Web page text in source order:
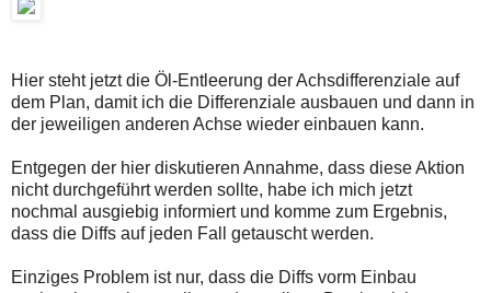
Hier steht jetzt die Öl-Entleerung der Achsdifferenziale auf
dem Plan, damit ich die Differenziale ausbauen und dann in
der jeweiligen anderen Achse wieder einbauen kann.
Entgegen der hier diskutieren Annahme, dass diese Aktion
nicht durchgeführt werden sollte, habe ich mich jetzt
nochmal ausgiebig informiert und komme zum Ergebnis,
dass die Diffs auf jeden Fall getauscht werden.
Einziges Problem ist nur, dass die Diffs vorm Einbau